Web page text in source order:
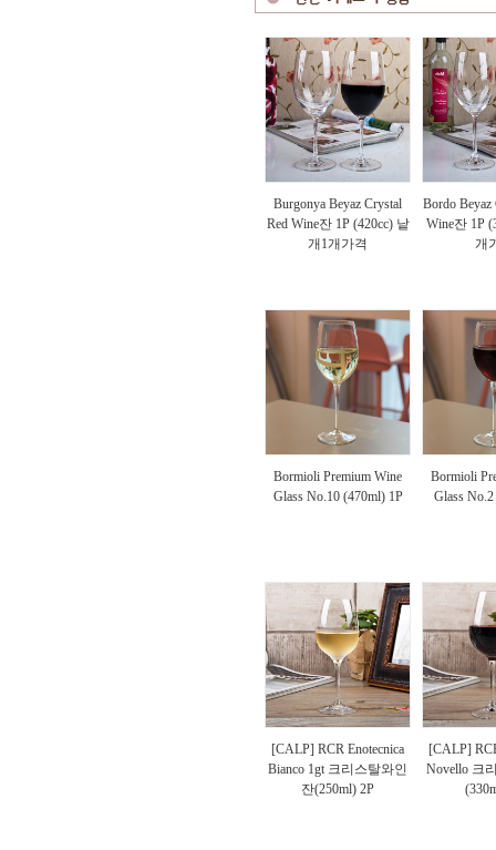
Burgonya Beyaz Crystal
Red Wine잔 1P (420cc) 낱
개1개가격
Bordo Beyaz
Wine잔 1P
개
Bormioli Premium Wine
Glass No.10 (470ml) 1P
Bormioli
Glass
[CALP] RCR Enotecnica
Bianco 1gt 크리스탈와인
잔(250ml) 2P
[CALP]
Novello 크